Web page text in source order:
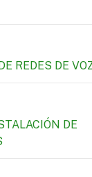
REDES DE
DE